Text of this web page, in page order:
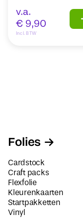
v.a.
€ 9,90
Incl. BTW
Folies
Cardstock
Craft packs
Flexfolie
Kleurenkaarten
Startpakketten
Vinyl